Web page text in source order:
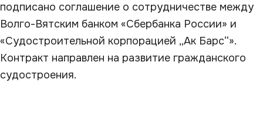
подписано соглашение о сотрудничестве между
Волго-Вятским банком «Сбербанка России» и
«Судостроительной корпорацией „Ак Барс“».
Контракт направлен на развитие гражданского
судостроения.